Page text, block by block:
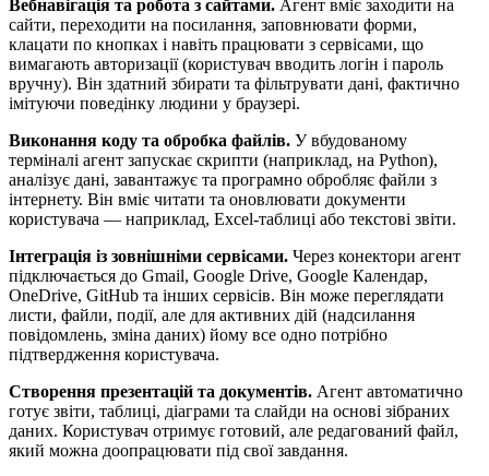
Вебнавігація та робота з сайтами. Агент вміє заходити на
сайти, переходити на посилання, заповнювати форми,
клацати по кнопках і навіть працювати з сервісами, що
вимагають авторизації (користувач вводить логін і пароль
вручну). Він здатний збирати та фільтрувати дані, фактично
імітуючи поведінку людини у браузері.
Виконання коду та обробка файлів. У вбудованому
терміналі агент запускає скрипти (наприклад, на Python),
аналізує дані, завантажує та програмно обробляє файли з
інтернету. Він вміє читати та оновлювати документи
користувача — наприклад, Excel-таблиці або текстові звіти.
Інтеграція із зовнішніми сервісами. Через конектори агент
підключається до Gmail, Google Drive, Google Календар,
OneDrive, GitHub та інших сервісів. Він може переглядати
листи, файли, події, але для активних дій (надсилання
повідомлень, зміна даних) йому все одно потрібно
підтвердження користувача.
Створення презентацій та документів. Агент автоматично
готує звіти, таблиці, діаграми та слайди на основі зібраних
даних. Користувач отримує готовий, але редагований файл,
який можна доопрацювати під свої завдання.